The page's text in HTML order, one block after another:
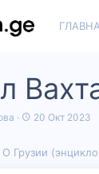
Д
а
20 Окт 2023
О Грузии